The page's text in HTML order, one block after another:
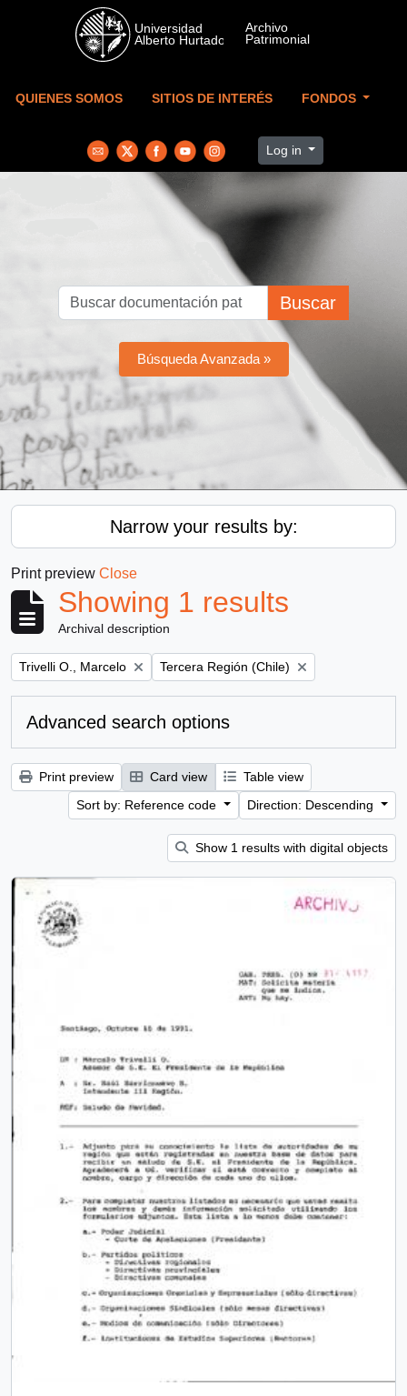
Skip to main content
QUIENES SOMOS SITIOS DE INTERÉS FONDOS
Log in
Buscar
Búsqueda Avanzada »
Narrow your results by:
Print preview Close
Showing 1 results
Archival description
Remove filter:
Trivelli O., Marcelo Remove filter:
Tercera Región (Chile)
Advanced search options
Print preview Card view
Table view
Sort by: Reference code
Direction: Descending
Show 1 results with digital objects